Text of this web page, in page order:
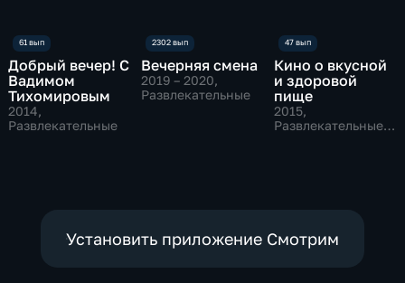
Добрый вечер! С
Вадимом
Тихомировым
2014,
Развлекательные
Вечерняя смена
2019 – 2020,
Развлекательные
Кино о вкусной
и здоровой
пище
2015,
Развлекательные,
Установить приложение Смотрим